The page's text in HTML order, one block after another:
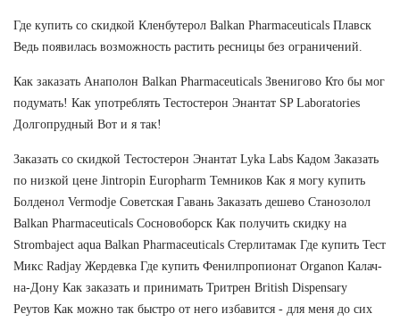
Где купить со скидкой Кленбутерол Balkan Pharmaceuticals Плавск
Ведь появилась возможность растить ресницы без ограничений.
Как заказать Анаполон Balkan Pharmaceuticals Звенигово Кто бы мог
подумать! Как употреблять Тестостерон Энантат SP Laboratories
Долгопрудный Вот и я так!
Заказать со скидкой Тестостерон Энантат Lyka Labs Кадом Заказать
по низкой цене Jintropin Europharm Темников Как я могу купить
Болденол Vermodje Советская Гавань Заказать дешево Станозолол
Balkan Pharmaceuticals Сосновоборск Как получить скидку на
Strombaject aqua Balkan Pharmaceuticals Стерлитамак Где купить Тест
Микс Radjay Жердевка Где купить Фенилпропионат Organon Калач-
на-Дону Как заказать и принимать Тритрен British Dispensary
Реутов Как можно так быстро от него избавится - для меня до сих